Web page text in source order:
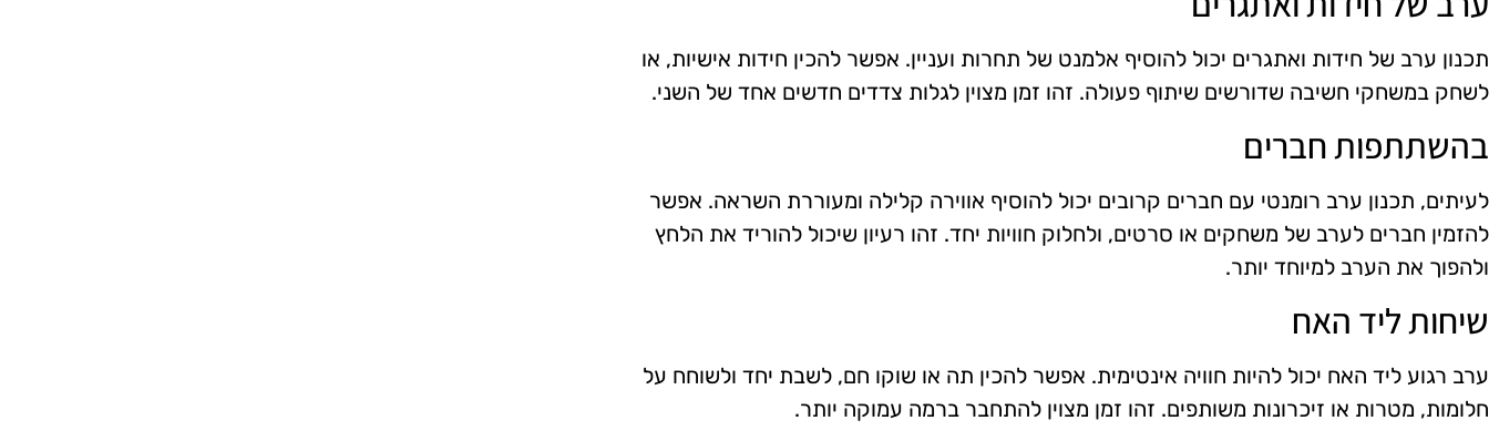
תכנון ערב של חידות ואתגרים יכול להוסיף אלמנט של תחרות ועניין. אפשר להכין חידות אישיות, או
לשחק במשחקי חשיבה שדורשים שיתוף פעולה. זהו זמן מצוין לגלות צדדים חדשים אחד של השני.
בהשתתפות חברים
לעיתים, תכנון ערב רומנטי עם חברים קרובים יכול להוסיף אווירה קלילה ומעוררת השראה. אפשר
להזמין חברים לערב של משחקים או סרטים, ולחלוק חוויות יחד. זהו רעיון שיכול להוריד את הלחץ
ולהפוך את הערב למיוחד יותר.
שיחות ליד האח
ערב רגוע ליד האח יכול להיות חוויה אינטימית. אפשר להכין תה או שוקו חם, לשבת יחד ולשוחח על
חלומות, מטרות או זיכרונות משותפים. זהו זמן מצוין להתחבר ברמה עמוקה יותר.